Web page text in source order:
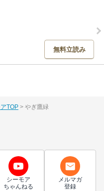
無料立読み
TOP やぎ鷹緑
シーモア
ちゃんねる
メルマガ
登録